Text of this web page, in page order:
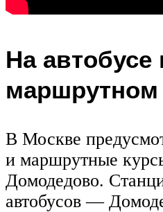
На автобусе
маршрутном
В Москве
и маршрутные
Домодедово.
автобусов —